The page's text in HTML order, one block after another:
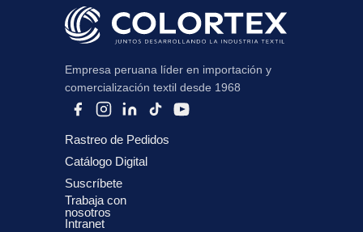
Empresa peruana líder en importación y
comercialización textil desde 1968
Rastreo de Pedidos
Catálogo Digital
Suscríbete
Trabaja con
nosotros
Intranet